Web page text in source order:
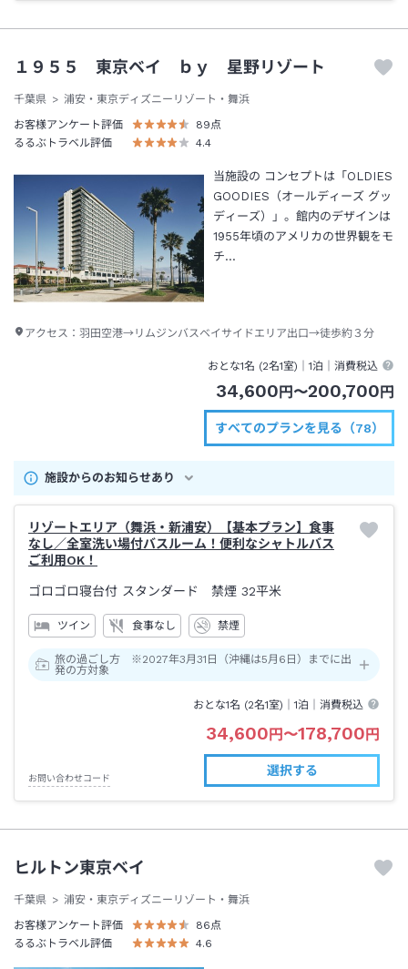
１９５５ 東京ベイ ｂｙ 星野リゾート
千葉県
浦安・東京ディズニーリゾート・舞浜
お客様アンケート評価
89点
るるぶトラベル評価
4.4
当施設の コンセプトは「OLDIES
GOODIES（オールディーズ グッ
ディーズ）」。館内のデザインは
1955年頃のアメリカの世界観をモ
チ…
アクセス： 羽田空港→リムジンバスベイサイドエリア出口→徒歩約３分
おとな1名 (2名1室)｜1泊 ｜消費税込
34,600円〜200,700円
すべてのプランを見る（78）
施設からのお知らせあり
リゾートエリア（舞浜・新浦安）【基本プラン】食事
なし／全室洗い場付バスルーム！便利なシャトルバス
ご利用OK！
ゴロゴロ寝台付 スタンダード 禁煙 32平米
ツイン 食事なし 禁煙
旅の過ごし方 ※2027年3月31日（沖縄は5月6日）までに出
発の方対象
おとな1名 (2名1室)｜1泊 ｜消費税込
34,600円〜178,700円
お問い合わせコード
選択する
ヒルトン東京ベイ
千葉県
浦安・東京ディズニーリゾート・舞浜
お客様アンケート評価
86点
るるぶトラベル評価
4.6